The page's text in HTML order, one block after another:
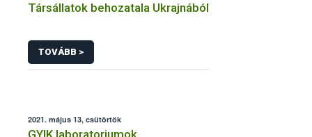
Társállatok behozatala Ukrajnából
TOVÁBB >
2021. május 13, csütörtök
GYIK laboratoriumok